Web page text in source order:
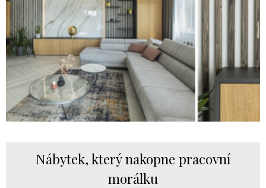
Nábytek, který nakopne pracovní
morálku